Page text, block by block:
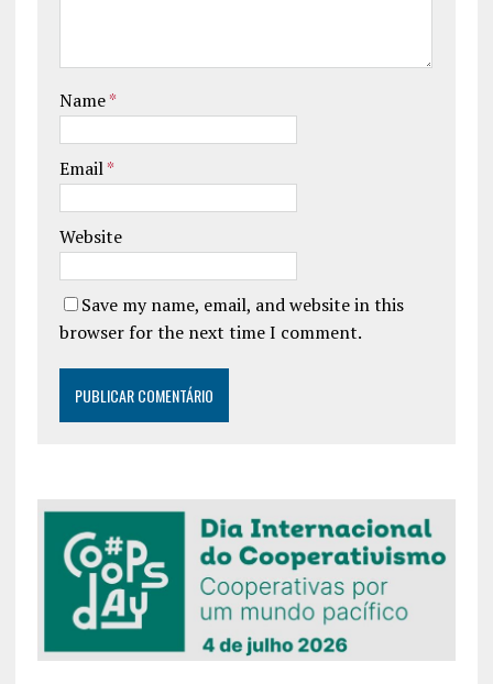
Name*
Email*
Website
Save my name, email, and website in this
browser for the next time I comment.